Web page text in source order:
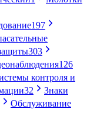
197
303
126
контроля и
32
Знаки
Обслуживание